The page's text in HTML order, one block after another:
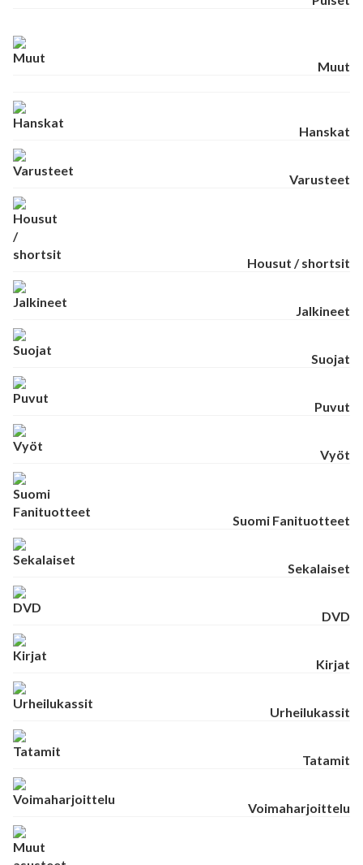
Muut
Hanskat
Varusteet
Housut / shortsit
Jalkineet
Suojat
Puvut
Vyöt
Suomi Fanituotteet
Sekalaiset
DVD
Kirjat
Urheilukassit
Tatamit
Voimaharjoittelu